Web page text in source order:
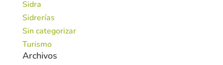
Sidra
Sidrerías
Sin categorizar
Turismo
Archivos